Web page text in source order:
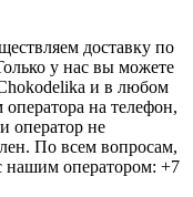
доставку по
у нас вы можете
и в любом
оператора на телефон,
оператор не
По всем вопросам,
нашим оператором: +7